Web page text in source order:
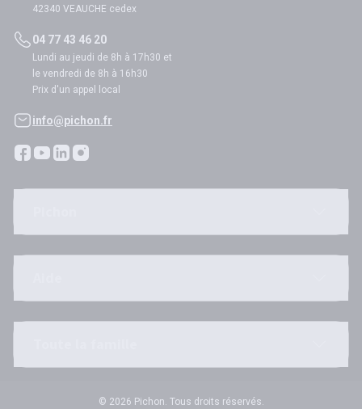
42340 VEAUCHE cedex
04 77 43 46 20
Lundi au jeudi de 8h à 17h30 et
le vendredi de 8h à 16h30
Prix d'un appel local
info@pichon.fr
© 2026 Pichon. Tous droits réservés.